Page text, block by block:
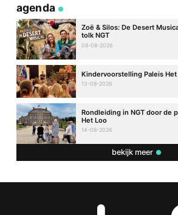
agenda
Zoë & Silos: De Desert
tolk NGT
08-08-2026
Kindervoorstelling Paleis
13-08-2026
Rondleiding in NGT door de
Het Loo
14-08-2026
bekijk meer